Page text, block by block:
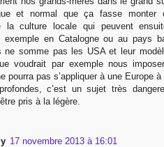
et normal que ça fasse monter
la culture locale qui peuvent
exemple en Catalogne ou au pays
ne somme pas les USA et leur
voudrait par exemple nous
pourra pas s’appliquer à une Europe
c’est un sujet très
pris à la légère.
17 novembre 2013 à 16:01